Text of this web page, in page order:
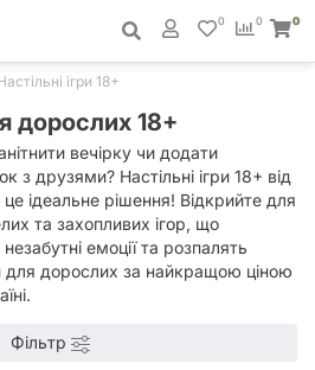
0
0 0
ігри 18+
дорослих 18+
вечірку чи додати
з друзями? Настільні ігри 18+ від
ідеальне рішення! Відкрийте для
та захопливих ігор, що
емоції та розпалять
для дорослих за найкращою ціною
Фільтр